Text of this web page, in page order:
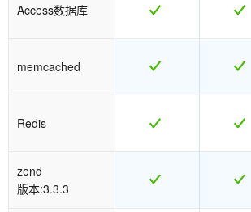
Access数据库
memcached
Redis
zend
版本:3.3.3